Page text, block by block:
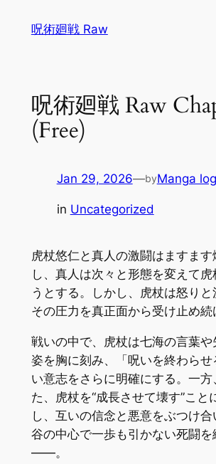
呪術廻戦 Raw
呪術廻戦 Raw
(Free)
Jan 29, 2026—byManga log
in Uncategorized
虎杖悠仁と真人の激闘はますます
し、真人は次々と形態を変えて虎
うとする。しかし、虎杖は怒りと
その圧力を真正面から受け止め続
戦いの中で、虎杖は七海の言葉
姿を胸に刻み、「呪いを終わらせ
い意志をさらに明確にする。一方
た、虎杖を“成長させて壊す”こと
し、互いの信念と悪意をぶつけ
谷の中心で一歩も引かない死闘を
――。